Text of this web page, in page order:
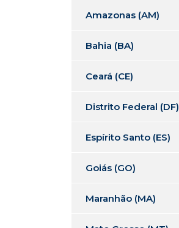
Amazonas (AM)
Bahia (BA)
Ceará (CE)
Distrito Federal (DF)
Espírito Santo (ES)
Goiás (GO)
Maranhão (MA)